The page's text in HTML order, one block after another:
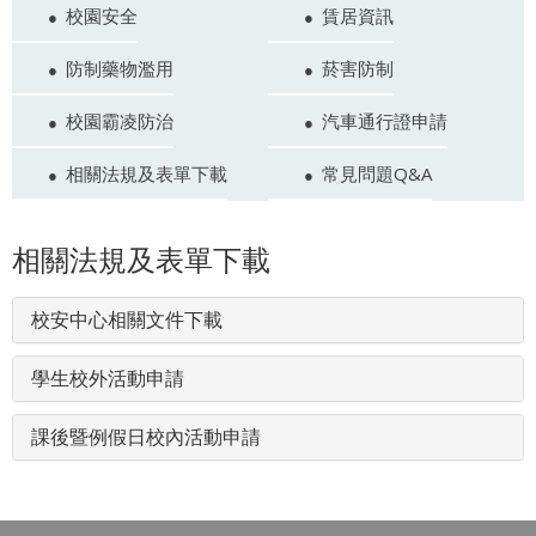
校園安全 賃居資訊
防制藥物濫用 菸害防制
校園霸凌防治 汽車通行證申請
相關法規及表單下載 常見問題Q&A
相關法規及表單下載
校安中心相關文件下載
學生校外活動申請
課後暨例假日校內活動申請